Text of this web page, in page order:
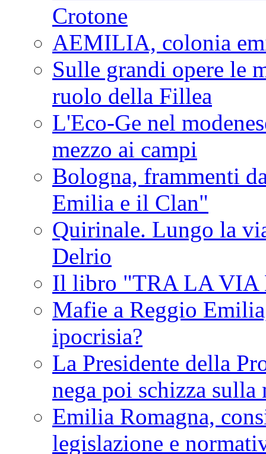
Crotone
AEMILIA, colonia
Sulle grandi opere le
ruolo della Fillea
L'Eco-Ge nel
mezzo ai campi
Bologna, frammenti
Emilia e il Clan"
Quirinale. Lungo la
Delrio
Il libro "TRA LA
Mafie a Reggio
ipocrisia?
La Presidente della
nega poi schizza sulla
Emilia Romagna,
legislazione e